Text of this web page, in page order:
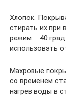
Хлопок.
стирать их при
режим – 40
использовать
Махровые
со временем
нагрев воды в